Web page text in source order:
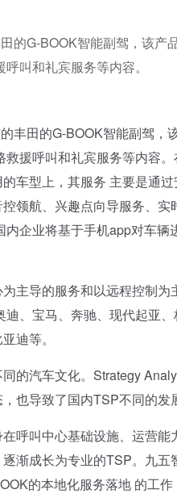
的G-BOOK智能副驾，该产
叫和礼宾服务等内容。
田的G-BOOK智能副驾，
援呼叫和礼宾服务等内容
车型上，其服务 主要是通
领航、兴趣点向导服务、
企业将基于手机app对车
导的服务和以远程控制为
、宝马、奔驰、现代起亚
迪等。
汽车文化。Strategy
也导致了国内TSP不同的发
叫中心基础设施、运营能
渐成长为专业的TSP。九
的本地化服务落地 的工